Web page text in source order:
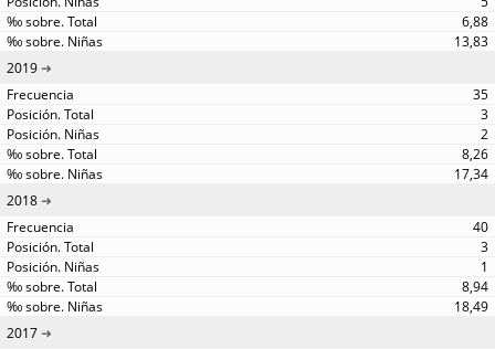
6,88
13,83
2019
35
3
2
8,26
17,34
2018
40
3
1
8,94
18,49
2017